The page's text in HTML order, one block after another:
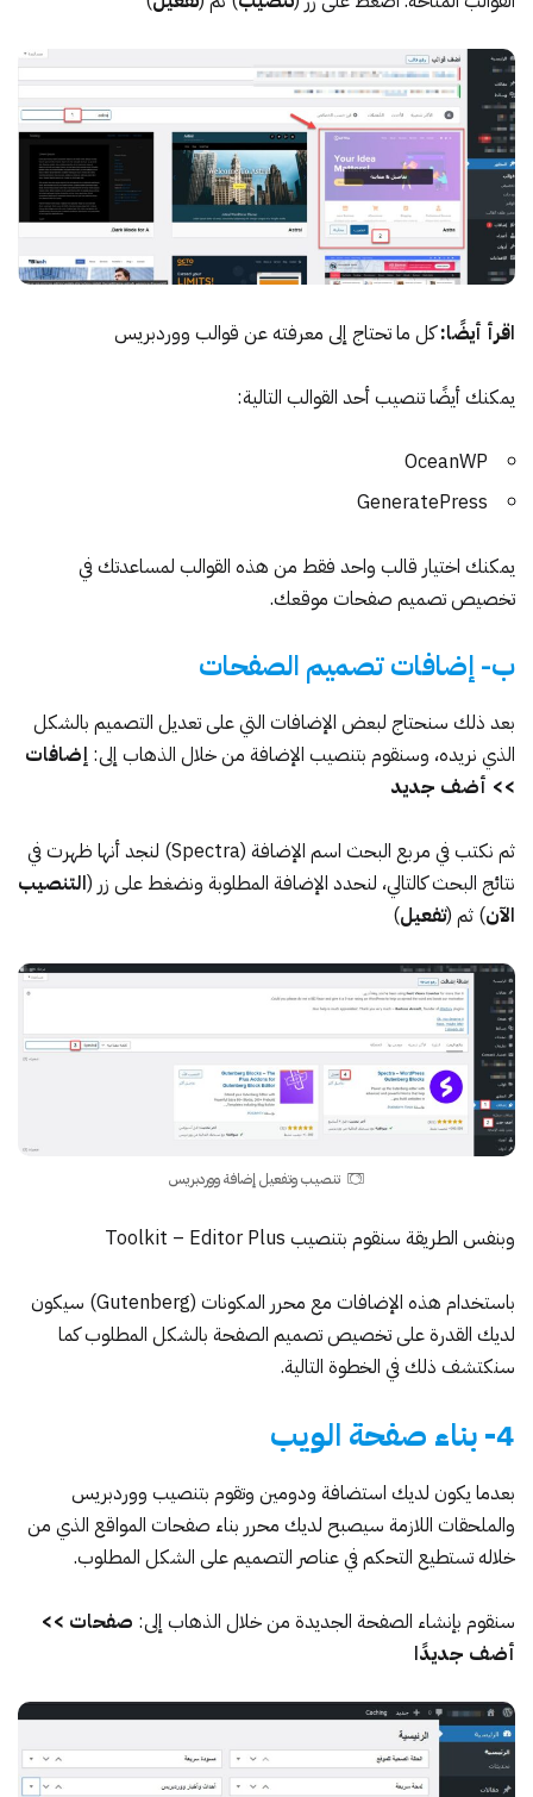
اقرأ أيضًا: كل ما تحتاج إلى معرفته عن قوالب ووردبريس
يمكنك أيضًا تنصيب أحد القوالب التالية:
OceanWP
GeneratePress
يمكنك اختيار قالب واحد فقط من هذه القوالب لمساعدتك في
تخصيص تصميم صفحات موقعك.
ب- إضافات تصميم الصفحات
بعد ذلك سنحتاج لبعض الإضافات التي على تعديل التصميم بالشكل
الذي نريده، وسنقوم بتنصيب الإضافة من خلال الذهاب إلى: إضافات
>> أضف جديد
ثم نكتب في مربع البحث اسم الإضافة (Spectra) لنجد أنها ظهرت في
نتائج البحث كالتالي، لنحدد الإضافة المطلوبة ونضغط على زر (التنصيب
الآن) ثم (تفعيل)
تنصيب وتفعيل إضافة ووردبريس
وبنفس الطريقة سنقوم بتنصيب Toolkit – Editor Plus
باستخدام هذه الإضافات مع محرر المكونات (Gutenberg)
سيكون
لديك القدرة على تخصيص تصميم الصفحة بالشكل المطلوب كما
سنكتشف ذلك في الخطوة التالية.
4- بناء صفحة الويب
بعدما يكون لديك استضافة ودومين وتقوم بتنصيب ووردبريس
والملحقات اللازمة سيصبح لديك محرر بناء صفحات المواقع الذي من
خلاله تستطيع التحكم في عناصر التصميم على الشكل المطلوب.
سنقوم بإنشاء الصفحة الجديدة من خلال الذهاب إلى: صفحات >>
أضف جديدًا